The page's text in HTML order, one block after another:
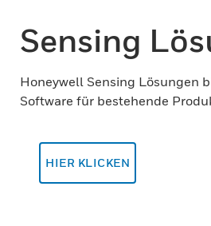
Sensing
Honeywell Sensing Lösungen
Software für bestehende
HIER KLICKEN